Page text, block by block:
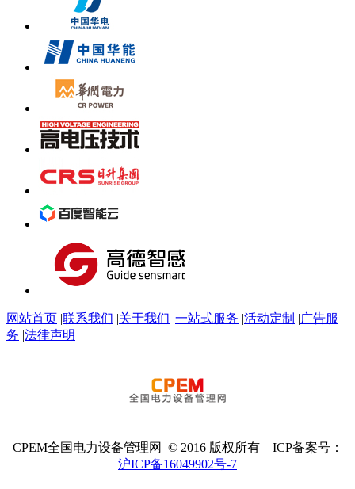
网站首页 |联系我们 |关于我们 |一站式服务 |活动定制 |广告服
务 |法律声明
CPEM全国电力设备管理网 © 2016 版权所有 ICP备案号：
沪ICP备16049902号-7